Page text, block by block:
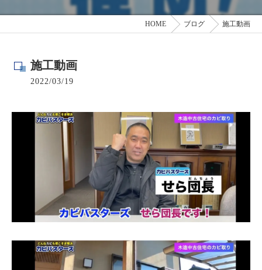
HOME ブログ 施工動画
施工動画
2022/03/19